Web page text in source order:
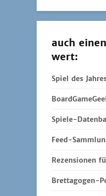
auch
wert:
Spiel des
Spiele-
Feed-
Rezensionen
Brettagogen-